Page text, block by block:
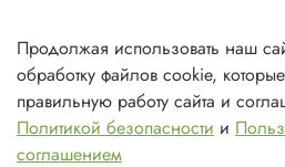
Клиентам
Информация
Продолжая использовать наш
обработку файлов cookie,
правильную работу сайта и
Политикой безопасности и
соглашением